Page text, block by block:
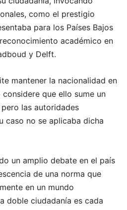
como el prestigio
para los Países Bajos
académico en
y Delft.
mantener la nacionalidad en
que ello sume un
las autoridades
caso no se aplicaba dicha
un amplio debate en el país
de una norma que
en un mundo
doble ciudadanía es cada